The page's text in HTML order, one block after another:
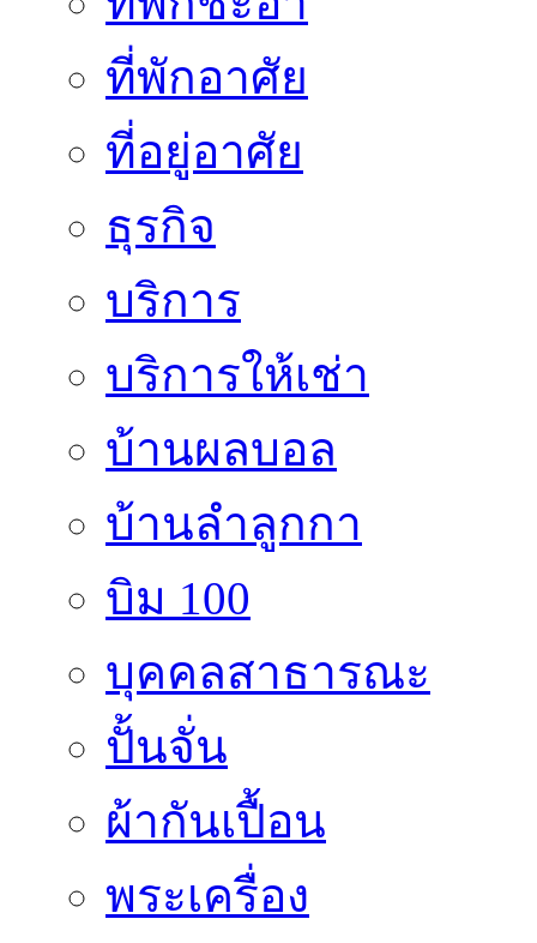
ที่พักอาศัย
ที่อยู่อาศัย
ธุรกิจ
บริการ
บริการให้เช่า
บ้านผลบอล
บ้านลำลูกกา
บิม 100
บุคคลสาธารณะ
ปั้นจั่น
ผ้ากันเปื้อน
พระเครื่อง